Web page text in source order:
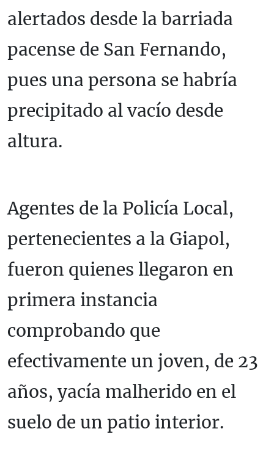
alertados desde la barriada
pacense de San Fernando,
pues una persona se habría
precipitado al vacío desde
altura.
Agentes de la Policía Local,
pertenecientes a la Giapol,
fueron quienes llegaron en
primera instancia
comprobando que
efectivamente un joven, de 23
años, yacía malherido en el
suelo de un patio interior.